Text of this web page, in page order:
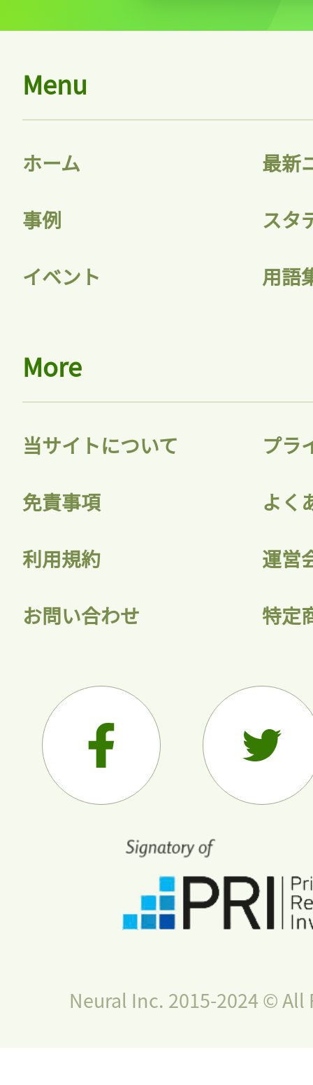
記事をお気に入りに
ログイン
会員登録
Menu
ホーム 最新
事例 スタ
イベント 用語
More
当サイトについて プラ
免責事項 よく
利用規約 運営
お問い合わせ 特定
Neural Inc. 2015-2024 © All